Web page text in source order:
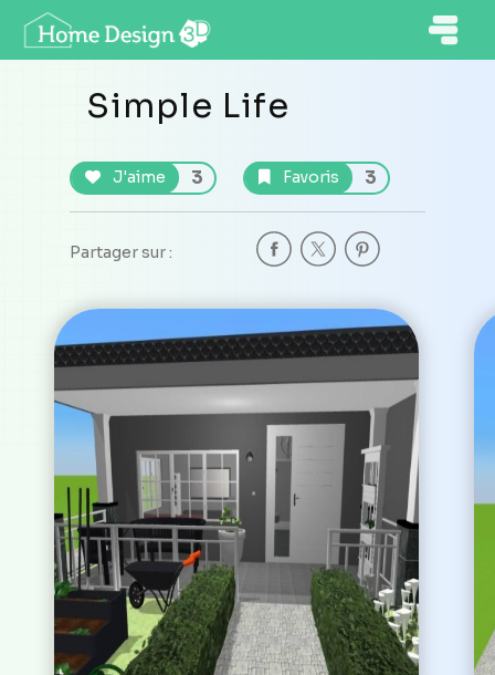
Simple Life
J'aime 3 Favoris 3
Partager sur :